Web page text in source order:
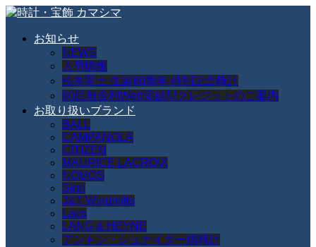
お知らせ
NEWS
入荷情報
松本零士 生誕80周年 特別記念時計
60回無金利Web完結型クレジットのご案内
お取り扱いブランド
BALL
CAMPANOLA
CITIZEN
MAURICE LACROIX
NOMOS
Sinn
J&T Windmills
Laco
LANG & HEYNE
アントン・シュナイダー鳩時計